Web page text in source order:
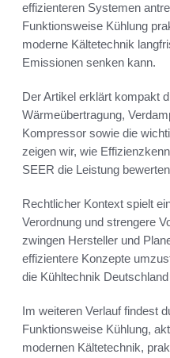
effizienteren Systemen
Funktionsweise Kühlung
moderne Kältetechnik
Emissionen senken kann.
Der Artikel erklärt kompakt
Wärmeübertragung,
Kompressor sowie die
zeigen wir, wie
SEER die Leistung
Rechtlicher Kontext spielt
Verordnung und strengere
zwingen Hersteller und
effizientere Konzepte
die Kühltechnik
Im weiteren Verlauf findest
Funktionsweise Kühlung,
modernen Kältetechnik,